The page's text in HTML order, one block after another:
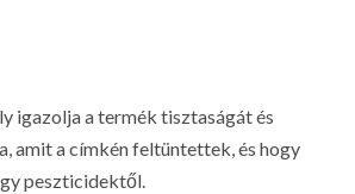
igazolja a termék tisztaságát és
amit a címkén feltüntettek, és hogy
peszticidektől.